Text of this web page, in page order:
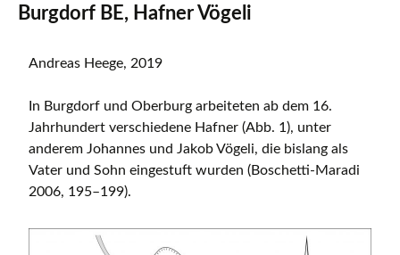
Burgdorf BE, Hafner Vögeli
Andreas Heege, 2019
In Burgdorf und Oberburg arbeiteten ab dem 16.
Jahrhundert verschiedene Hafner (Abb. 1), unter
anderem Johannes und Jakob Vögeli, die bislang als
Vater und Sohn eingestuft wurden (Boschetti-Maradi
2006, 195–199).